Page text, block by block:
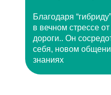
Благодаря
в вечном стрессе
дороги.. Он
себя, новом
знаниях